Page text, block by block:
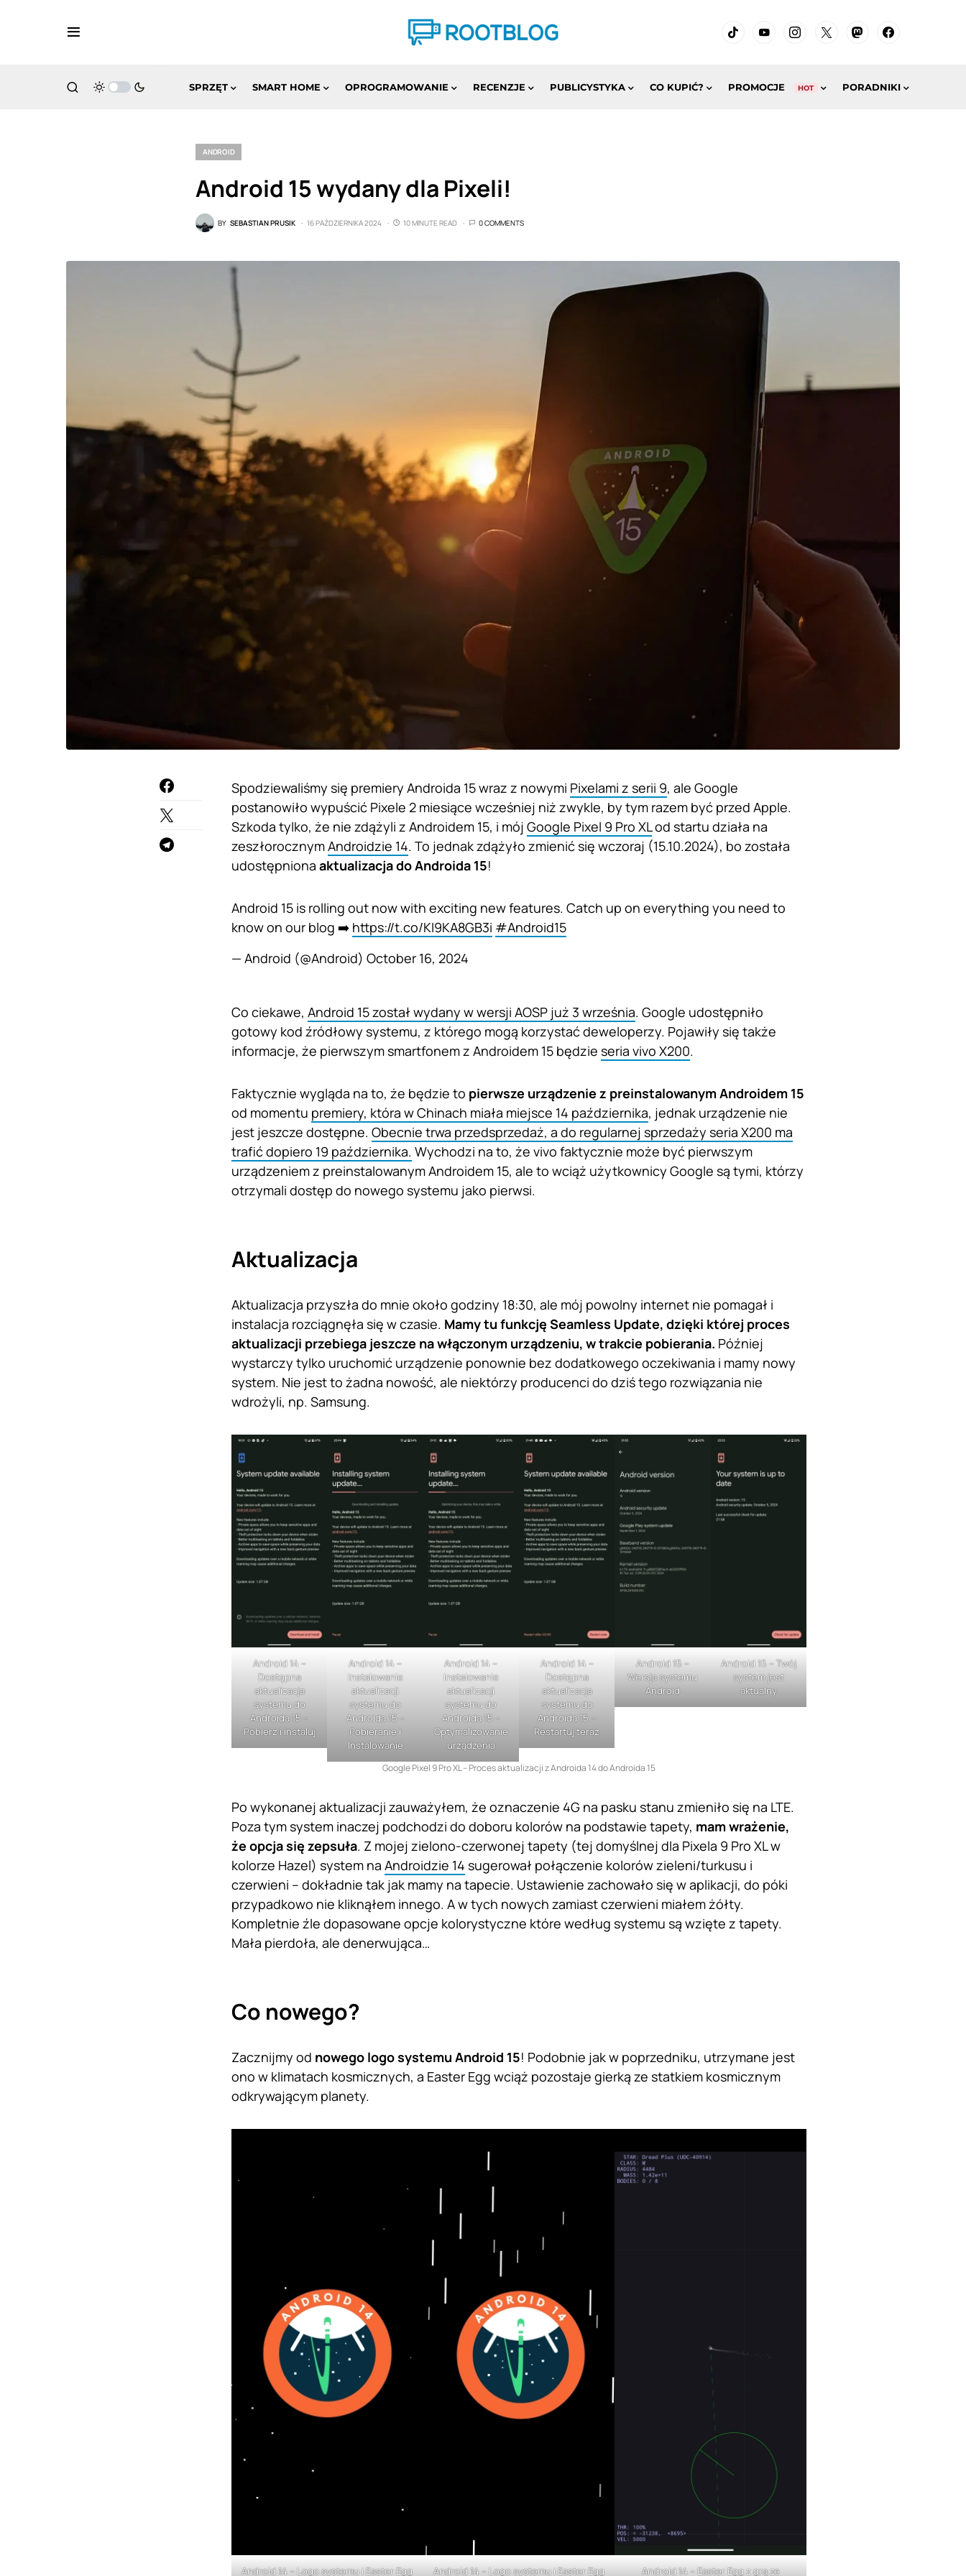
SPRZĘT SMART HOME OPROGRAMOWANIE RECENZJE PUBLICYSTYKA CO KUPIĆ? PROMOCJE HOT PORADNIKI
ANDROID
Android 15 wydany dla Pixeli!
BY SEBASTIAN PRUSIK 16 PAŹDZIERNIKA 2024 10 MINUTE READ 0 COMMENTS
Spodziewaliśmy się premiery Androida 15 wraz z nowymi Pixelami z serii 9, ale Google
postanowiło wypuścić Pixele 2 miesiące wcześniej niż zwykle, by tym razem być przed Apple.
Szkoda tylko, że nie zdążyli z Androidem 15, i mój Google Pixel 9 Pro XLod startu działa na
zeszłorocznymAndroidzie 14. To jednak zdążyło zmienić się wczoraj (15.10.2024), bo została
udostępniona aktualizacja do Androida 15!
Android 15 is rolling out now with exciting new features. Catch up on everything you need to
know on our blog ➡️ https://t.co/KI9KA8GB3i #Android15
— Android (@Android) October 16, 2024
Co ciekawe, Android 15 został wydany w wersji AOSP już 3 września. Google udostępniło
gotowy kod źródłowy systemu, z którego mogą korzystać deweloperzy. Pojawiły się także
informacje, że pierwszym smartfonem z Androidem 15 będzie seria vivo X200.
Faktycznie wygląda na to, że będzie to pierwsze urządzenie z preinstalowanym Androidem 15
od momentu premiery, która w Chinach miała miejsce 14 października, jednak urządzenie nie
jest jeszcze dostępne. Obecnie trwa przedsprzedaż, a do regularnej sprzedaży seria X200 ma
trafić dopiero 19 października. Wychodzi na to, że vivo faktycznie może być pierwszym
urządzeniem z preinstalowanym Androidem 15, ale to wciąż użytkownicy Google są tymi, którzy
otrzymali dostęp do nowego systemu jako pierwsi.
Aktualizacja
Aktualizacja przyszła do mnie około godziny 18:30, ale mój powolny internet nie pomagał i
instalacja rozciągnęła się w czasie. Mamy tu funkcję Seamless Update, dzięki której proces
aktualizacji przebiega jeszcze na włączonym urządzeniu, w trakcie pobierania. Później
wystarczy tylko uruchomić urządzenie ponownie bez dodatkowego oczekiwania i mamy nowy
system. Nie jest to żadna nowość, ale niektórzy producenci do dziś tego rozwiązania nie
wdrożyli, np. Samsung.
Android 14 –
Dostępna
aktualizacja
systemu do
Androida 15 –
Pobierz i instaluj
Android 14 –
Instalowanie
aktualizacji
systemu do
Androida 15 –
Pobieranie i
Instalowanie
Android 14 –
Instalowanie
aktualizacji
systemu do
Androida 15 –
Optymalizowanie
urządzenia
Android 14 –
Dostępna
aktualizacja
systemu do
Androida 15 –
Restartuj teraz
Android 15 –
Wersja systemu
Android
Android 15 – Twój
system jest
aktualny
Google Pixel 9 Pro XL – Proces aktualizacji z Androida 14 do Androida 15
Po wykonanej aktualizacji zauważyłem, że oznaczenie 4G na pasku stanu zmieniło się na LTE.
Poza tym system inaczej podchodzi do doboru kolorów na podstawie tapety, mam wrażenie,
że opcja się zepsuła. Z mojej zielono-czerwonej tapety (tej domyślnej dla Pixela 9 Pro XL w
kolorze Hazel) system na Androidzie 14 sugerował połączenie kolorów zieleni/turkusu i
czerwieni – dokładnie tak jak mamy na tapecie. Ustawienie zachowało się w aplikacji, do póki
przypadkowo nie kliknąłem innego. A w tych nowych zamiast czerwieni miałem żółty.
Kompletnie źle dopasowane opcje kolorystyczne które według systemu są wzięte z tapety.
Mała pierdoła, ale denerwująca…
Co nowego?
Zacznijmy od nowego logo systemu Android 15! Podobnie jak w poprzedniku, utrzymane jest
ono w klimatach kosmicznych, a Easter Egg wciąż pozostaje gierką ze statkiem kosmicznym
odkrywającym planety.
Android 14 – Logo systemu i Easter Egg Android 14 – Logo systemu i Easter Egg Android 14 – Easter Egg z grą ze